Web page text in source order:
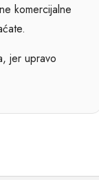
komercijalne
jer upravo